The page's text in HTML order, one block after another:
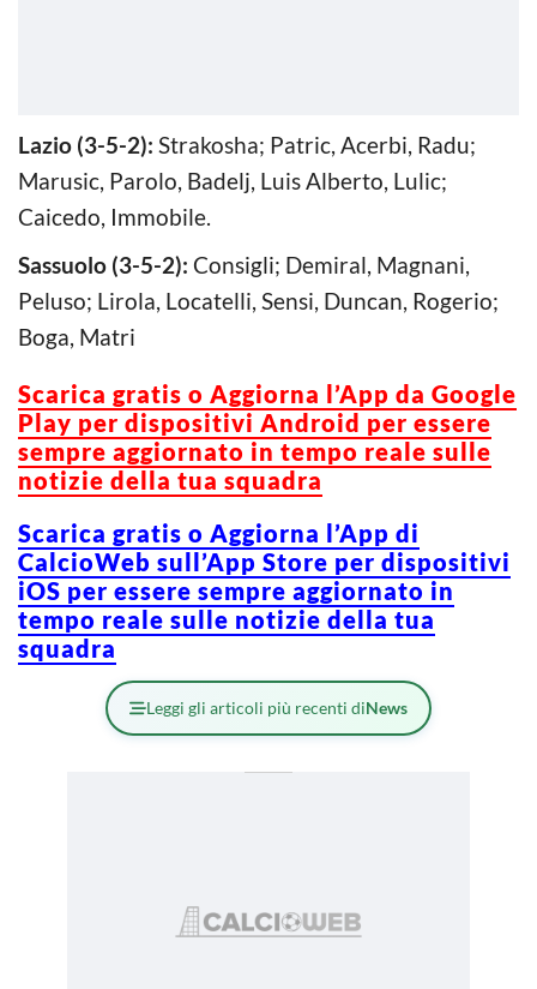
Lazio (3-5-2): Strakosha; Patric, Acerbi, Radu;
Marusic, Parolo, Badelj, Luis Alberto, Lulic;
Caicedo, Immobile.
Sassuolo (3-5-2): Consigli; Demiral, Magnani,
Peluso; Lirola, Locatelli, Sensi, Duncan, Rogerio;
Boga, Matri
Scarica gratis o Aggiorna l’App da Google
Play per dispositivi Android per essere
sempre aggiornato in tempo reale sulle
notizie della tua squadra
Scarica gratis o Aggiorna l’App di
CalcioWeb sull’App Store per dispositivi
iOS per essere sempre aggiornato in
tempo reale sulle notizie della tua
squadra
Leggi gli articoli più recenti diNews